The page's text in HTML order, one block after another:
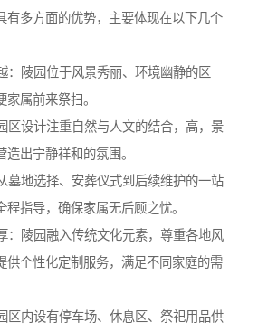
有多方面的优势，主要体现在以下几个
：陵园位于风景秀丽、环境幽静的区
属前来祭扫。
区设计注重自然与人文的结合，高，景
造出宁静祥和的氛围。
墓地选择、安葬仪式到后续维护的一站
程指导，确保家属无后顾之忧。
：陵园融入传统文化元素，尊重各地风
供个性化定制服务，满足不同家庭的需
区内设有停车场、休息区、祭祀用品供